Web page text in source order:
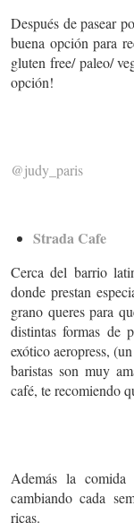
Después de pasear
buena opción para
gluten free/ paleo/
opción!
@judy_paris
Strada Cafe
Cerca del barrio
donde prestan
grano queres para
distintas formas de
exótico aeropress,
baristas son muy
café, te recomiendo
Además la
cambiando cada
ricas.